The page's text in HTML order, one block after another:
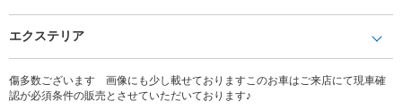
エクステリア
傷多数ございます 画像にも少し載せておりますこのお車はご来店にて現車確
認が必須条件の販売とさせていただいております♪